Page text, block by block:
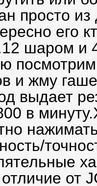
просто
его
шаром и
и жму
выдает
в
от